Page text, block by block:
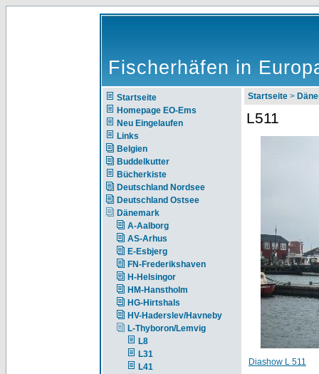
Fischerhäfen in
Startseite
Homepage EO-Ems
Neu Eingelaufen
Links
Belgien
Buddelkutter
Bücherkiste
Deutschland Nordsee
Deutschland Ostsee
Dänemark
A-Aalborg
AS-Arhus
E-Esbjerg
FN-Frederikshaven
H-Helsingor
HM-Hanstholm
HG-Hirtshals
HV-Haderslev/Havneby
L-Thyboron/Lemvig
L8
L31
L41
Startseite >
L511
Diashow L 511